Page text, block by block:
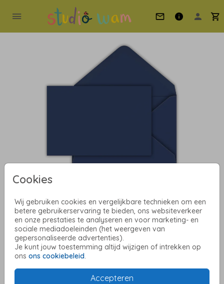
Cookies
Wij gebruiken cookies en vergelijkbare technieken om een
betere gebruikerservaring te bieden, ons websiteverkeer
en onze prestaties te analyseren en voor marketing- en
sociale mediadoeleinden (het weergeven van
gepersonaliseerde advertenties).
Je kunt jouw toestemming altijd wijzigen of intrekken op
ons ons cookiebeleid.
Accepteren
Donkerblauw 13,5 x 20
Aantal x 1 Prijs:€ 0,45